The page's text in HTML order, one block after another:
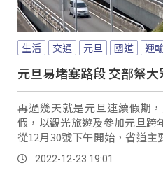
生活 交通 元旦 國道 運
元旦易堵塞路段 交部祭
再過幾天就是元旦連續假期
假，以觀光旅遊及參加元旦跨
從12月30號下午開始，省道
會出現車潮，特別花東地區為
2022-12-23 19:01